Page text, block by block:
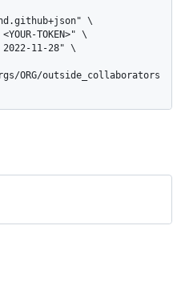
ORG/outside_collaborators